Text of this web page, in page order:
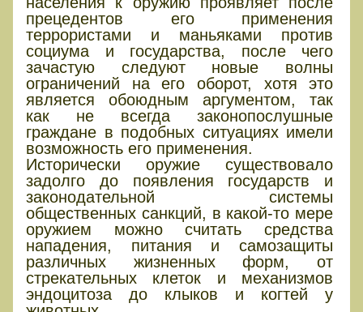
прецедентов его применения
террористами и маньяками против
социума и государства, после чего
зачастую следуют новые волны
ограничений на его оборот, хотя это
является обоюдным аргументом, так
как не всегда законопослушные
граждане в подобных ситуациях имели
возможность его применения.
Исторически оружие существовало
задолго до появления государств и
законодательной системы
общественных санкций, в какой-то мере
оружием можно считать средства
нападения, питания и самозащиты
различных жизненных форм, от
стрекательных клеток и механизмов
эндоцитоза до клыков и когтей у